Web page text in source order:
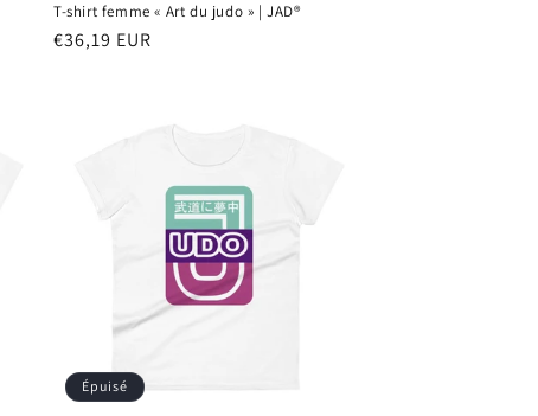
T-shirt femme « Art du judo » | JAD®
Prix
€36,19 EUR
Épuisé